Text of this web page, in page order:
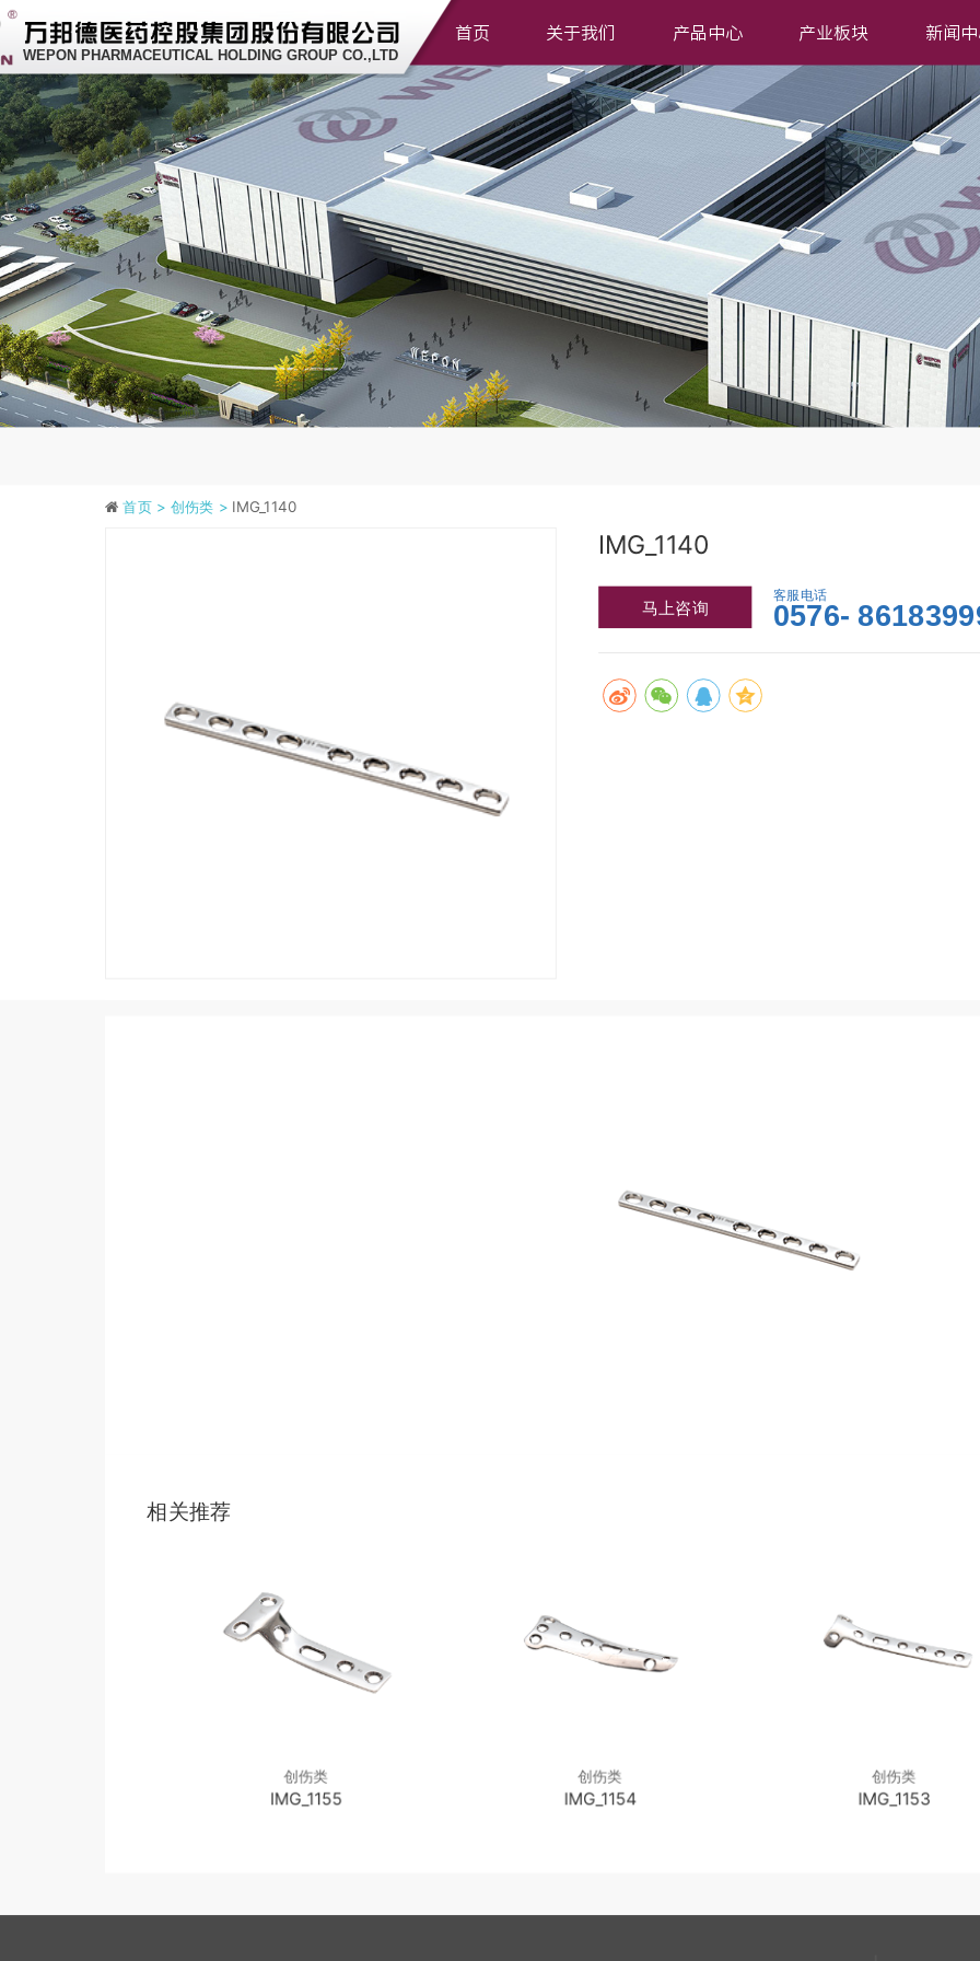
首页 关于我们 产品中心 产业板块 新闻
WEPON PHARMACEUTICAL HOLDING GROUP CO.,LTD
首页 > 创伤类 > IMG_1140
IMG_1140
马上咨询
客服电话
0576-
相关推荐
创伤类
IMG_1155
创伤类
IMG_1154
创伤类
IMG_1153